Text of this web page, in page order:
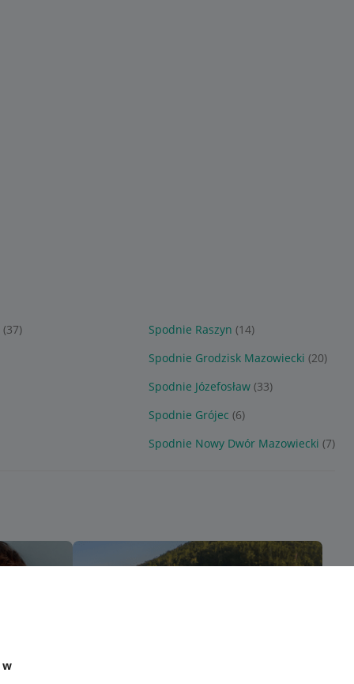
w
(37) Spodnie Raszyn (14)
Spodnie Grodzisk Mazowiecki (20)
Spodnie Józefosław (33)
Spodnie Grójec (6)
Spodnie Nowy Dwór Mazowiecki (7)